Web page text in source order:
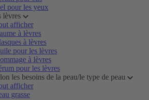
pour les yeux
lèvres
afficher
à lèvres
à lèvres
pour les lèvres
à lèvres
pour les lèvres
les besoins de la peau/le type de peau
afficher
grasse